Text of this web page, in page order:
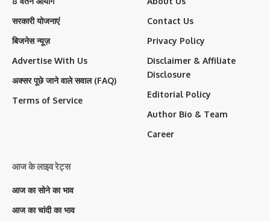
सरकारी योजनाएं
बिजनेस न्यूज़
Advertise With Us
अक्सर पूछे जाने वाले सवाल (FAQ)
Terms of Service
Contact Us
Privacy Policy
Disclaimer & Affiliate
Disclosure
Editorial Policy
Author Bio & Team
Career
आज के लाइव रेट्स
आज का सोने का भाव
आज का चांदी का भाव